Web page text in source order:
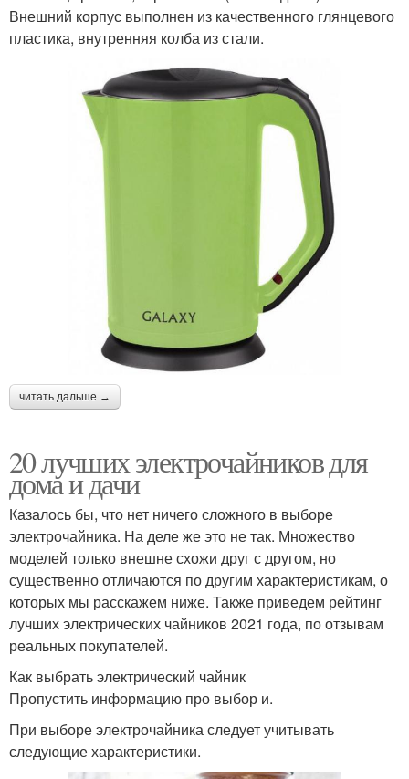
Внешний корпус выполнен из качественного глянцевого
пластика, внутренняя колба из стали.
читать дальше →
20 лучших электрочайников для
дома и дачи
Казалось бы, что нет ничего сложного в выборе
электрочайника. На деле же это не так. Множество
моделей только внешне схожи друг с другом, но
существенно отличаются по другим характеристикам, о
которых мы расскажем ниже. Также приведем рейтинг
лучших электрических чайников 2021 года, по отзывам
реальных покупателей.
Как выбрать электрический чайник
Пропустить информацию про выбор и.
При выборе электрочайника следует учитывать
следующие характеристики.